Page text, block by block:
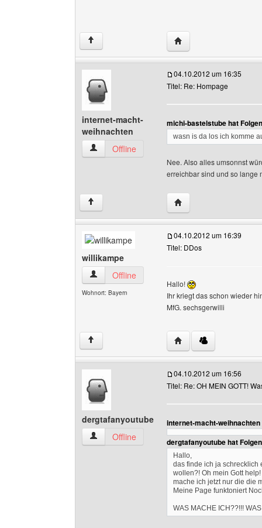
↑ Website dieses
internet-macht-
weihnachten
internet-macht-weihnachten Benutzer-Profile
Offline
04.10.2012 um 16:35
Titel: Re: Hompage
michi-bastelstube hat
wasn is da los ich komme
Nee. Also alles umsonnst
erreichbar sind und so lange
↑ Website dieses
willikampe
willikampe Benutzer-Profile anzeigen
Offline
Wohnort: Bayern
04.10.2012 um 16:39
Titel: DDos
Hallo!
Ihr kriegt das schon wieder
MfG. sechsgerwilli
↑ Website dieses
dergtafanyoutube
dergtafanyoutube Benutzer-Profile anzeigen
Offline
04.10.2012 um 16:56
Titel: Re: OH MEIN GOTT!
internet-macht-
dergtafanyoutube hat
Hallo,
das finde ich ja schrecklich
wollen?! Oh mein Gott
mache ich jetzt nur die die
Meine Page funktoniert
WAS MACHE ICH??!!!